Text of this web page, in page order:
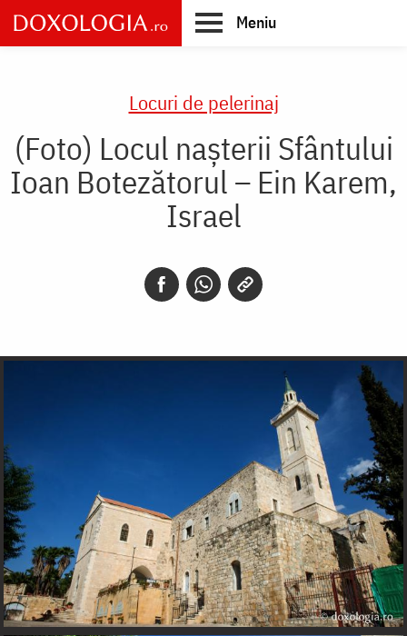
Skip
to
main
Meniu
Locuri de pelerinaj
(Foto) Locul nașterii Sfântului
Ioan Botezătorul – Ein Karem,
Israel